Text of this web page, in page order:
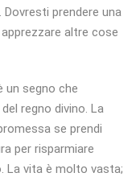
prendere una
altre cose
un segno che
regno divino. La
se prendi
per risparmiare
La vita è molto vasta;